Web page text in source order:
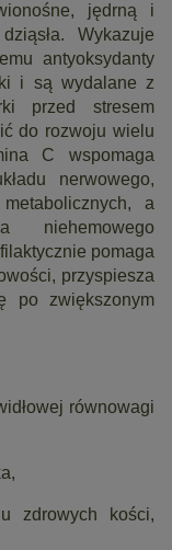
jędrną i
Wykazuje
antyoksydanty
i są wydalane z
przed stresem
do rozwoju wielu
C wspomaga
nerwowego,
a
niehemowego
pomaga
przyspiesza
po zwiększonym
równowagi
zdrowych kości,